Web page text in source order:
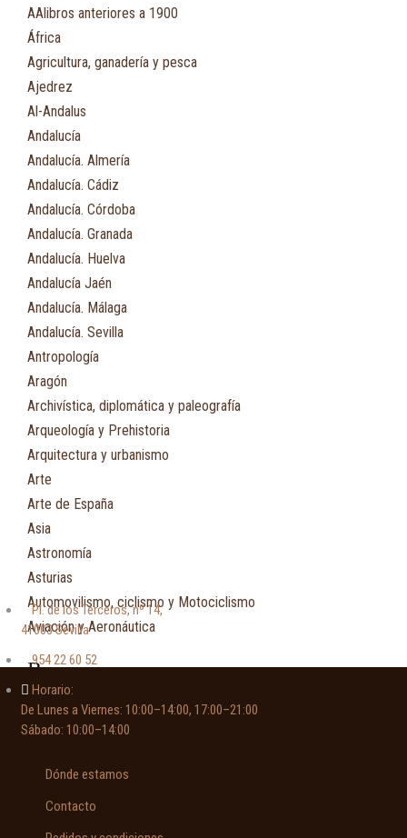
AAlibros anteriores a 1900
África
Agricultura, ganadería y pesca
Ajedrez
Al-Andalus
Andalucía
Andalucía. Almería
Andalucía. Cádiz
Andalucía. Córdoba
Andalucía. Granada
Andalucía. Huelva
Andalucía Jaén
Andalucía. Málaga
Andalucía. Sevilla
Antropología
Aragón
Archivística, diplomática y paleografía
Arqueología y Prehistoria
Arquitectura y urbanismo
Arte
Arte de España
Asia
Astronomía
Asturias
Automovilismo, ciclismo y Motociclismo
Aviación y Aeronáutica
B
Bibliografía
Biografía
Pl. de los Terceros, nº 14,
41003 Sevilla
954 22 60 52
Horario:
De Lunes a Viernes: 10:00–14:00, 17:00–21:00
Sábado: 10:00–14:00
Dónde estamos
Contacto